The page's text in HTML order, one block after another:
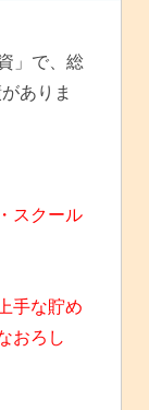
」で、総
ありま
スクール
手な貯め
おろし